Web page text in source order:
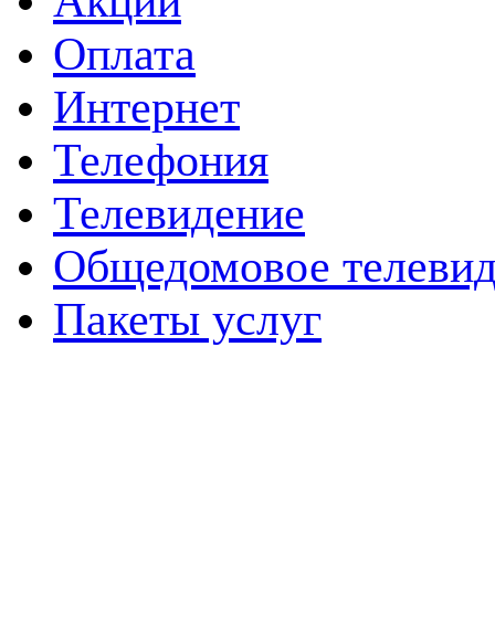
Оплата
Интернет
Телефония
Телевидение
Общедомовое
Пакеты услуг